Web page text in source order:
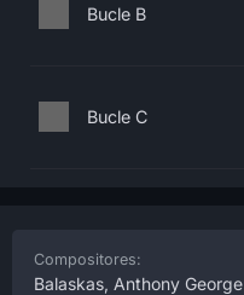
Bucle B
Bucle C
Compositores:
Balaskas, Anthony George